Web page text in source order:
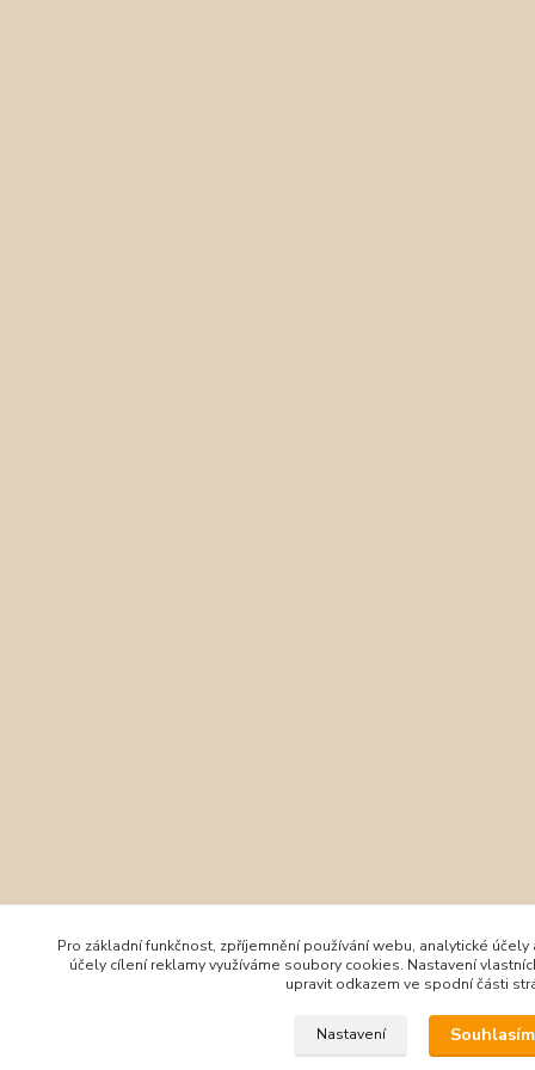
Pro základní funkčnost, zpříjemnění používání webu, analytické
účely cílení reklamy využíváme soubory cookies. Nastavení
upravit odkazem ve spodní části
Nastavení Souhlasím